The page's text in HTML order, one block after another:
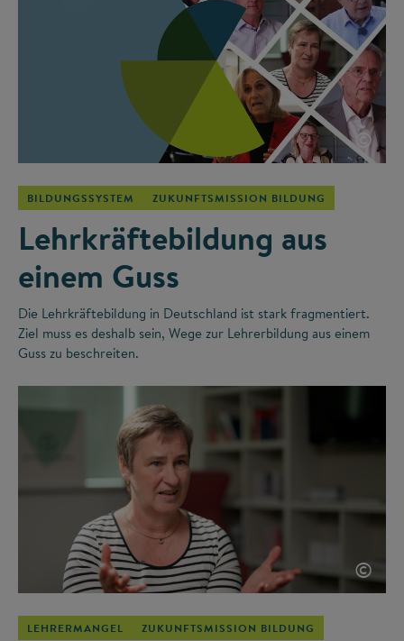
©
BILDUNGSSYSTEM ZUKUNFTSMISSION BILDUNG
Lehrkräftebildung aus
einem Guss
Die Lehrkräftebildung in Deutschland ist stark fragmentiert.
Ziel muss es deshalb sein, Wege zur Lehrerbildung aus einem
Guss zu beschreiten.
©
LEHRERMANGEL ZUKUNFTSMISSION BILDUNG